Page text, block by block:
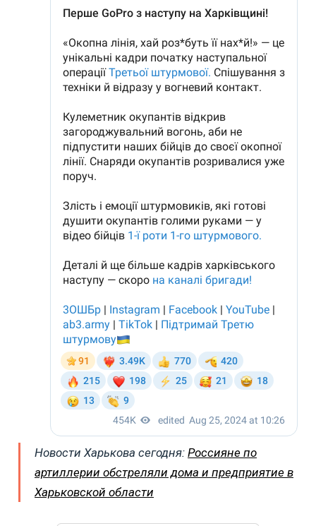
Новости Харькова сегодня: Россияне по
артиллерии обстреляли дома и предприятие в
Харьковской области